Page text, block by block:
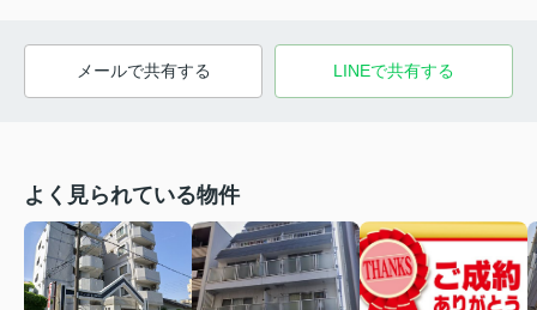
メールで共有する LINEで共有する
よく見られている物件